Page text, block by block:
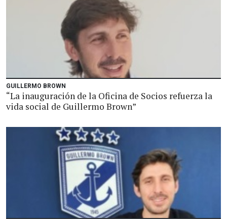
GUILLERMO BROWN
“La inauguración de la Oficina de Socios refuerza la
vida social de Guillermo Brown”